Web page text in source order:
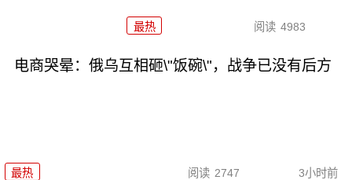
最热 阅读 4983
电商哭晕：俄乌互相砸\"饭碗\"，战争已没有后方
最热 阅读 2747 3小时前